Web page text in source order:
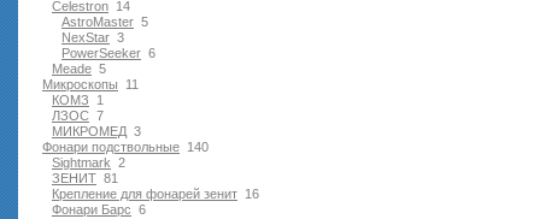
14
Celestron
5
AstroMaster
3
NexStar
6
PowerSeeker
5
Meade
11
Микроскопы
1
КОМЗ
7
ЛЗОС
3
МИКРОМЕД
140
Фонари подствольные
2
Sightmark
81
ЗЕНИТ
16
Крепление для фонарей зенит
6
Фонари Барс